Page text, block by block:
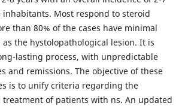
inhabitants. Most respond to steroid
than 80% of the cases have minimal
the hystolopathological lesion. It is
lasting process, with unpredictable
and remissions. The objective of these
is to unify criteria regarding the
treatment of patients with ns. An updated